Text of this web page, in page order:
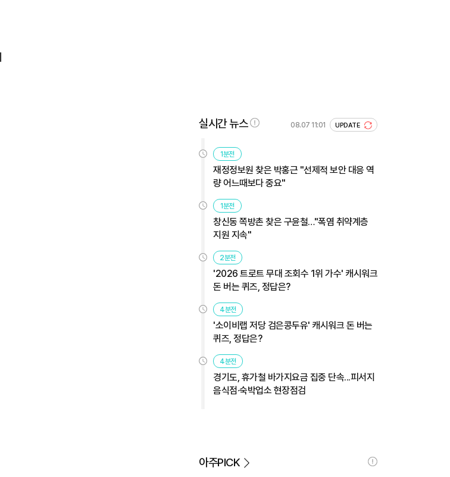
실시간 뉴스 08.07 11:01 UPDATE
1분전
재정정보원 찾은 박홍근 "선제적 보안 대응 역
량 어느때보다 중요"
1분전
창신동 쪽방촌 찾은 구윤철…"폭염 취약계층
지원 지속"
2분전
'2026 트로트 무대 조회수 1위 가수' 캐시워크
돈 버는 퀴즈, 정답은?
4분전
'소이비랩 저당 검은콩두유' 캐시워크 돈 버는
퀴즈, 정답은?
4분전
경기도, 휴가철 바가지요금 집중 단속...피서지
음식점·숙박업소 현장점검
아주PICK